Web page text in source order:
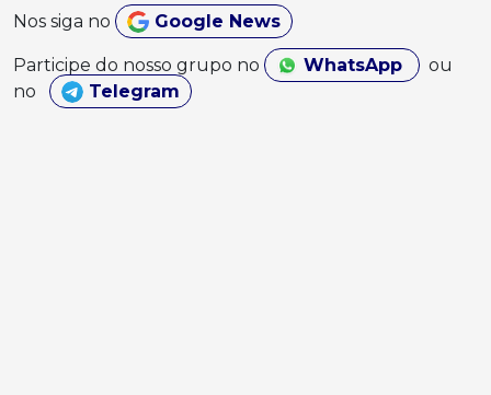
Nos siga no Google News
Participe do nosso grupo no WhatsApp
ou
no
Telegram